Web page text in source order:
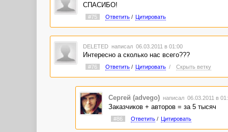
СПАСИБО!
#75 Ответить/ Цитировать
DELETED написал 06.03.2011 в 01:00
Интересно а сколько нас всего???
#76 Ответить/ Цитировать / Скрыть ветку
Сергей (advego) написал 06.03.2011 в
Заказчиков + авторов = за 5 тысяч
#86 Ответить/ Цитировать